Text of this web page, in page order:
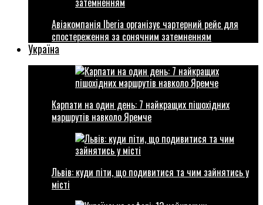
Авіакомпанія Iberia організує чартерний рейс для
спостереження за сонячним затемненням
Україна
Карпати на один день: 7 найкращих пішохідних
маршрутів навколо Яремче
Львів: куди піти, що подивитися та чим зайнятись у
місті